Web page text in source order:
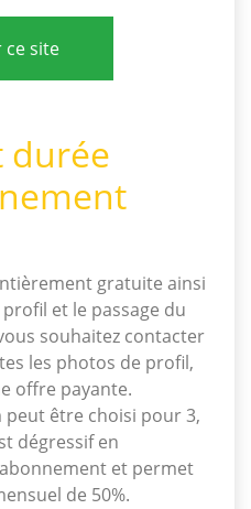
ce site
durée
gratuite ainsi
et le passage du
souhaitez contacter
les photos de profil,
offre payante.
peut être choisi pour 3,
dégressif en
et permet
de 50%.